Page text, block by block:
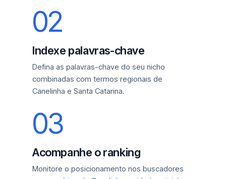
02
Indexe palavras-chave
Defina as palavras-chave do seu nicho
combinadas com termos regionais de
Canelinha e Santa Catarina.
03
Acompanhe o ranking
Monitore o posicionamento nos buscadores